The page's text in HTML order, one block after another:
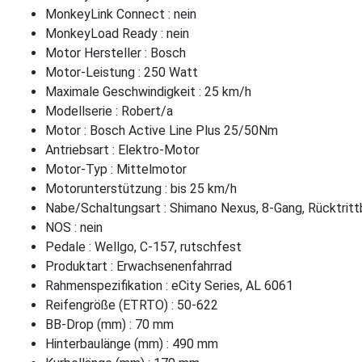
MonkeyLink Connect : nein
MonkeyLoad Ready : nein
Motor Hersteller : Bosch
Motor-Leistung : 250 Watt
Maximale Geschwindigkeit : 25 km/h
Modellserie : Robert/a
Motor : Bosch Active Line Plus 25/50Nm
Antriebsart : Elektro-Motor
Motor-Typ : Mittelmotor
Motorunterstützung : bis 25 km/h
Nabe/Schaltungsart : Shimano Nexus, 8-Gang,
NOS : nein
Pedale : Wellgo, C-157, rutschfest
Produktart : Erwachsenenfahrrad
Rahmenspezifikation : eCity Series, AL 6061
Reifengröße (ETRTO) : 50-622
BB-Drop (mm) : 70 mm
Hinterbaulänge (mm) : 490 mm